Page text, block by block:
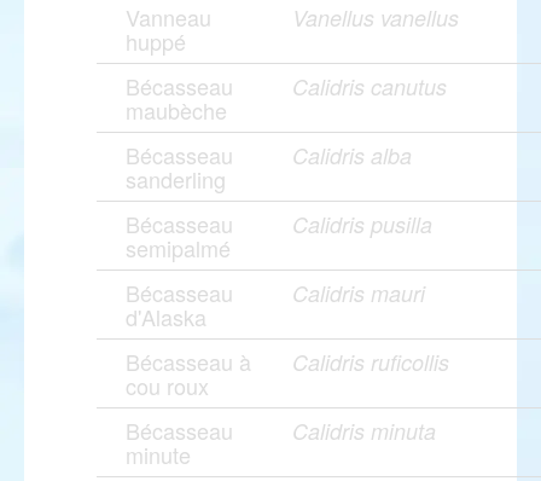
Vanneau
huppé
Vanellus vanellus
Bécasseau
maubèche
Calidris canutus
Bécasseau
sanderling
Calidris alba
Bécasseau
semipalmé
Calidris pusilla
Bécasseau
d'Alaska
Calidris mauri
Bécasseau à
cou roux
Calidris ruficollis
Bécasseau
minute
Calidris minuta